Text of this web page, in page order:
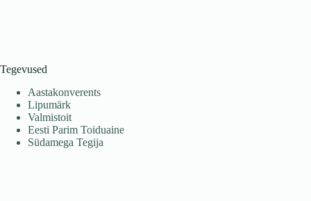
Tegevused
Aastakonverents
Lipumärk
Valmistoit
Eesti Parim Toiduaine
Südamega Tegija